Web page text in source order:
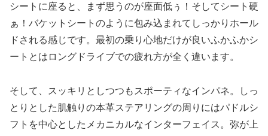
シートに座ると、まず思うのが座面低ぅ！そしてシート硬
ぁ！バケットシートのように包み込まれてしっかりホール
ドされる感じです。最初の乗り心地だけが良いふかふかシ
ートとはロングドライブでの疲れ方が全く違います。
そして、スッキリとしつつもスポーティなインパネ。しっ
とりとした肌触りの本革ステアリングの周りにはパドルシ
フトを中心としたメカニカルなインターフェイス。弥が上